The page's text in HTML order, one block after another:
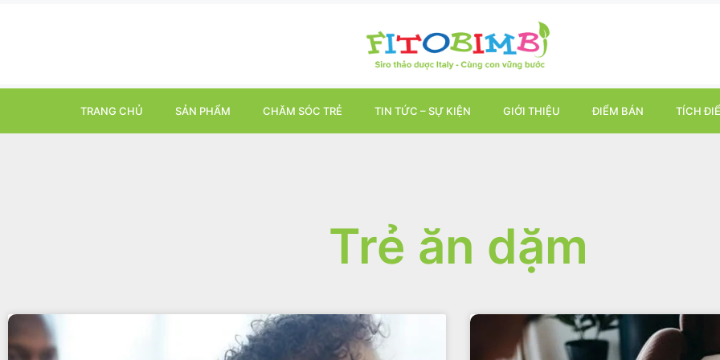
TRANG CHỦ SẢN PHẨM CHĂM SÓC TRẺ TIN TỨC – SỰ KIỆN GIỚI THIỆU ĐIỂM BÁN TÍCH
Trẻ ăn dặm